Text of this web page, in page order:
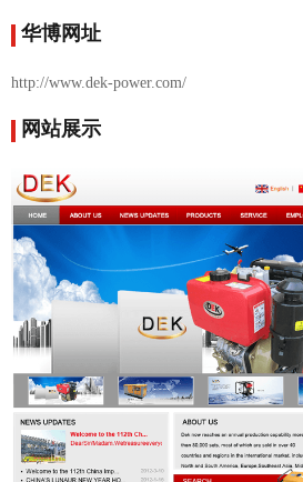
华博网址
http://www.dek-power.com/
网站展示